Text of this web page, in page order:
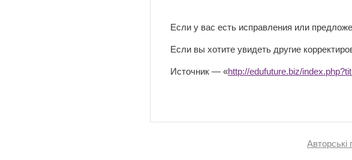
Если у вас есть исправления или
Если вы хотите увидеть другие
Источник — «http://edufuture.biz/
Авторські